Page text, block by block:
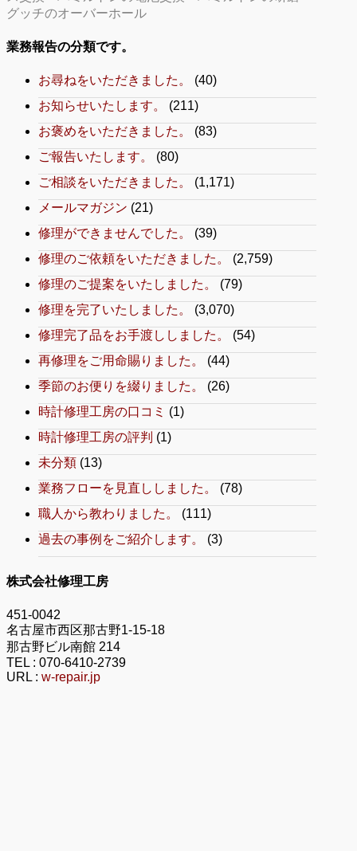
グッチのオーバーホール
業務報告の分類です。
お尋ねをいただきました。
(40)
お知らせいたします。
(211)
お褒めをいただきました。
(83)
ご報告いたします。
(80)
ご相談をいただきました。
(1,171)
メールマガジン (21)
修理ができませんでした。
(39)
修理のご依頼をいただきました。
(2,759)
修理のご提案をいたしました。
(79)
修理を完了いたしました。
(3,070)
修理完了品をお手渡ししました。
(54)
再修理をご用命賜りました。
(44)
季節のお便りを綴りました。
(26)
時計修理工房の口コミ (1)
時計修理工房の評判 (1)
未分類 (13)
業務フローを見直ししました。
(78)
職人から教わりました。
(111)
過去の事例をご紹介します。
(3)
株式会社修理工房
451-0042
名古屋市西区那古野1-15-18
那古野ビル南館 214
TEL : 070-6410-2739
URL : w-repair.jp